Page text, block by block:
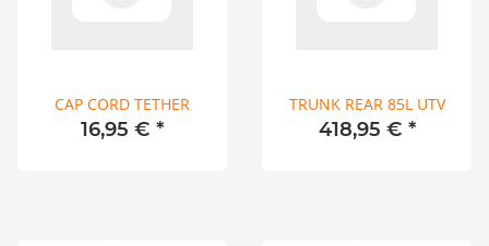
CAP CORD TETHER
16,95 € *
TRUNK REAR 85L UTV
418,95 € *